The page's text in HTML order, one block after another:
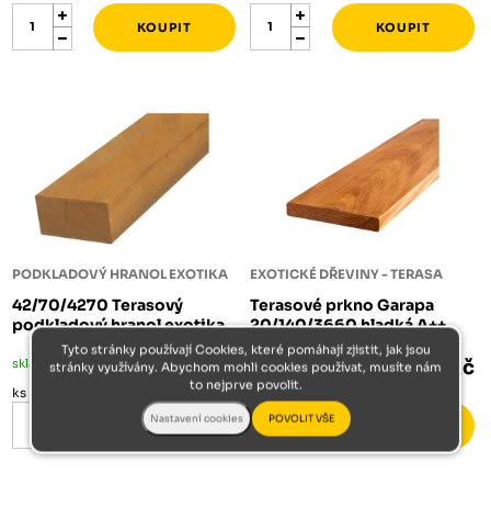
PODKLADOVÝ HRANOL EXOTIKA
42/70/4270 Terasový
podkladový hranol exotika
skladem méně než 5 ks 805 Kč
ks
EXOTICKÉ DŘEVINY - TERASA
Terasové prkno Garapa
20/140/3660 hladká A++
skladem méně než 5 ks 856 Kč
ks
Tyto stránky používají Cookies, které pomáhají zjistit, jak jsou
stránky využívány. Abychom mohli cookies používat, musíte nám
to nejprve povolit.